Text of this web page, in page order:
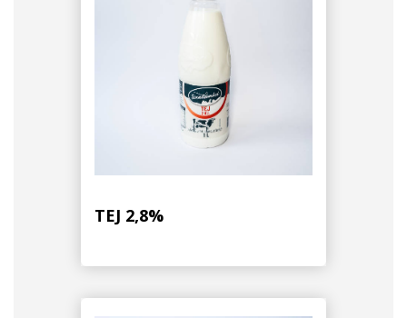
TEJ 2,8%